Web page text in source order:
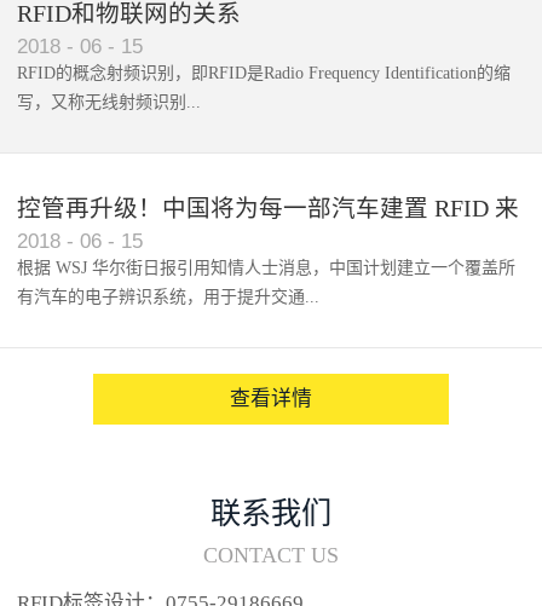
RFID和物联网的关系
2018 - 06 - 15
RFID的概念射频识别，即RFID是Radio Frequency Identification的缩
写，又称无线射频识别...
控管再升级！中国将为每一部汽车建置 RFID 来
架构辨识系统
2018 - 06 - 15
根据 WSJ 华尔街日报引用知情人士消息，中国计划建立一个覆盖所
有汽车的电子辨识系统，用于提升交通...
查看详情
联系我们
CONTACT US